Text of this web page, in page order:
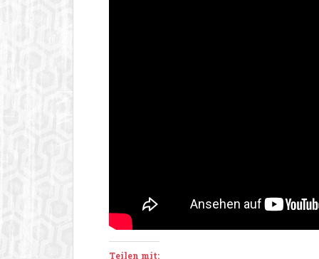
Teilen mit: